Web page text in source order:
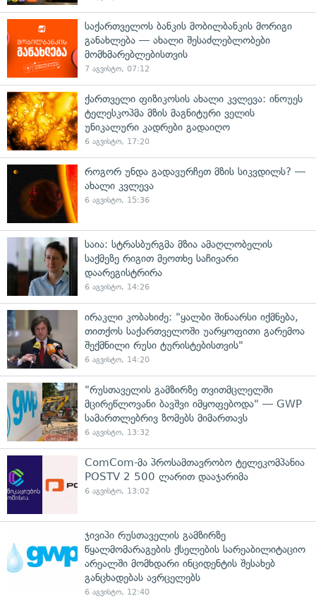
საქართველოს ბანკის მობილბანკის მორიგი
განახლება — ახალი შესაძლებლობები
მომხმარებლებისთვის
7 აგვისტო, 07:12
ქართველი ფიზიკოსის ახალი კვლევა: ინოუეს
ტელესკოპმა მზის მაგნიტური ველის
უნიკალური კადრები გადაიღო
6 აგვისტო, 17:20
როგორ უნდა გადავურჩეთ მზის სიკვდილს? —
ახალი კვლევა
6 აგვისტო, 15:36
საია: სტრასბურგმა მზია ამაღლობელის
საქმეზე რიგით მეოთხე საჩივარი
დაარეგისტრირა
6 აგვისტო, 14:26
ირაკლი კობახიძე: "ყალბი შინაარსი იქმნება,
თითქოს საქართველოში უარყოფითი გარემოა
შექმნილი რუსი ტურისტებისთვის"
6 აგვისტო, 14:20
"რუსთაველის გამზირზე თვითმცლელში
მცირეწლოვანი ბავშვი იმყოფებოდა" — GWP
სამართლებრივ ზომებს მიმართავს
6 აგვისტო, 13:32
ComCom-მა პროსამთავრობო ტელეკომპანია
POSTV 2 500 ლარით დააჯარიმა
6 აგვისტო, 13:02
ჯივიპი რუსთაველის გამზირზე
წყალმომარაგების ქსელების სარეაბილიტაციო
არეალში მომხდარი ინციდენტის შესახებ
განცხადებას ავრცელებს
6 აგვისტო, 12:40